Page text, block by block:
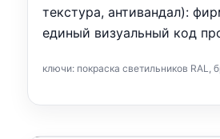
текстура, антивандал):
единый визуальный код
ключи: покраска светильников RAL,